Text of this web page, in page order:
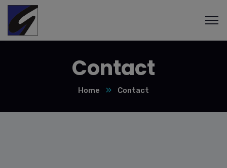
Contact
Home Contact